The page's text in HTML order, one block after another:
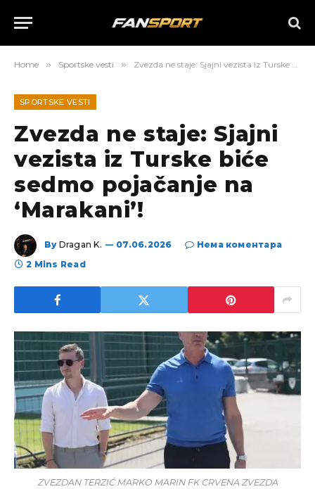
Home » Sportske vesti » Zvezda ne staje: Sjajni vezista iz Turske biće sedmo pojačanje na ‘Marakani’!
SPORTSKE VESTI
Zvezda ne staje: Sjajni
vezista iz Turske biće
sedmo pojačanje na
‘Marakani’!
By Dragan K. 07.06.2026
Нема коментара
2 Mins Read
ZVEZDAN TERZIĆ MARKO MARIN FK CRVENA ZVEZDA